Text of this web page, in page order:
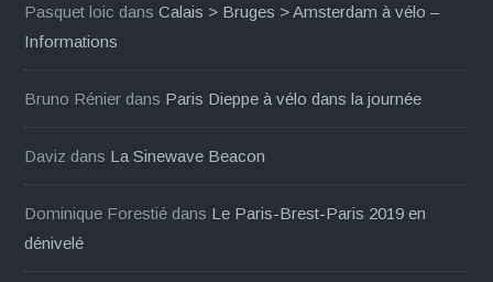
Pasquet loic dansCalais > Bruges > Amsterdam à vélo –
Informations
Bruno Rénier dans Paris Dieppe à vélo dans la journée
Daviz dans La Sinewave Beacon
Dominique Forestié dans Le Paris-Brest-Paris 2019 en
dénivelé